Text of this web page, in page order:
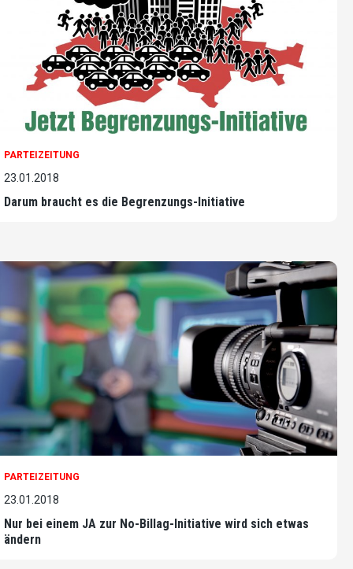
PARTEIZEITUNG
23.01.2018
Darum braucht es die Begrenzungs-Initiative
PARTEIZEITUNG
23.01.2018
Nur bei einem JA zur No-Billag-Initiative wird sich etwas
ändern